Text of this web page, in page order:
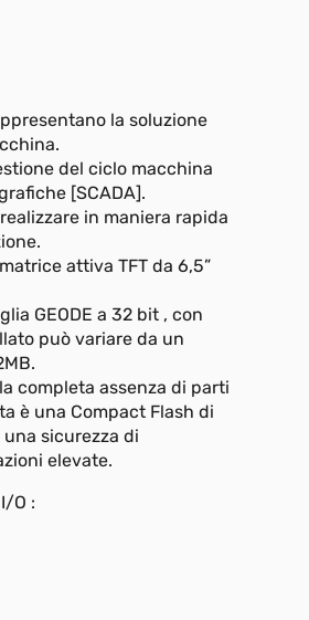
la soluzione
del ciclo macchina
[SCADA].
in maniera rapida
attiva TFT da 6,5”
GEODE a 32 bit , con
può variare da un
completa assenza di parti
è una Compact Flash di
una sicurezza di
elevate.
O :